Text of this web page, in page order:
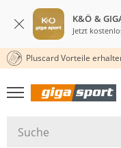
K&Ö &
Jetzt
Pluscard Vorteile
GIGASTYLE
FAHRRAD­